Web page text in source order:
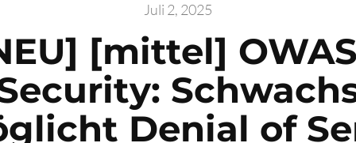
Juli 2, 2025
[mittel]
Denial of